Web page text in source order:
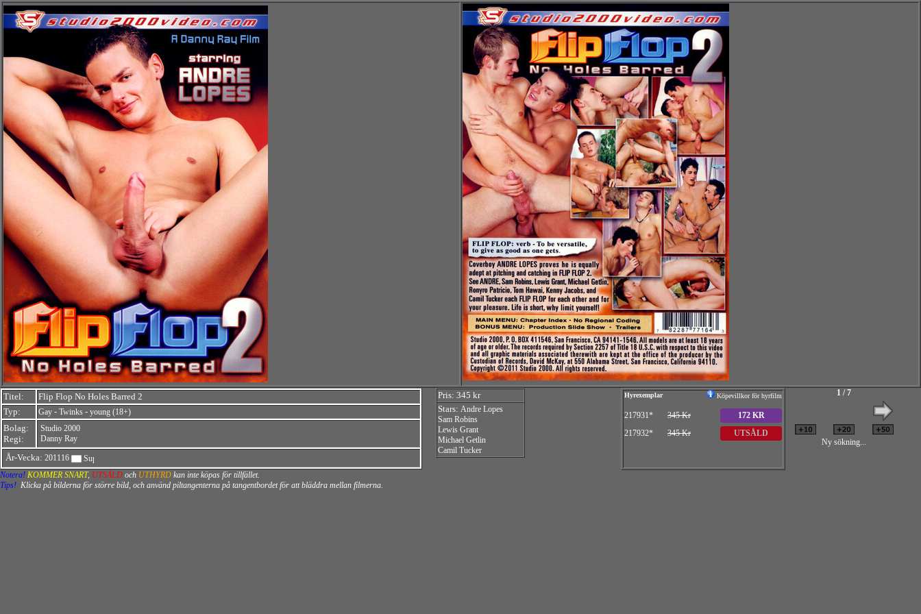
Titel:
Flip Flop No Holes Barred 2
Typ:
Gay - Twinks - young (18+)
Bolag:
Regi:
Studio 2000
Danny Ray
År-Vecka: 201116
Pris: 345 kr
Stars: Andre Lopes
Sam Robins
Lewis Grant
Michael Getlin
Camil Tucker
Hyrexemplar Köpevillkor för hyrfilm
217931* 345 Kr
172 KR
217932* 345 Kr UTSÅLD
1 / 7
Ny sökning...
Notera! KOMMER SNART, UTSÅLD och UTHYRD kan inte köpas för tillfället.
Tips! Klicka på bilderna för större bild, och använd piltangenterna på tangentbordet för att bläddra mellan filmerna.